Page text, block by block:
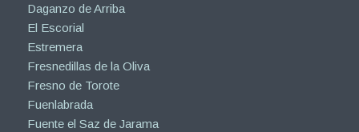
Daganzo de Arriba
El Escorial
Estremera
Fresnedillas de la Oliva
Fresno de Torote
Fuenlabrada
Fuente el Saz de Jarama